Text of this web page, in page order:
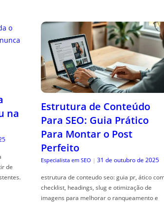
na
de
Estrutura de Conteúdo
Para SEO: Guia Prático
Para Montar o Post
Perfeito
Especialista em SEO | 31 de outubro de 2025
estrutura de conteudo seo: guia pr, ático
checklist, headings, slug e otimização de
imagens para melhorar o ranqueamento e